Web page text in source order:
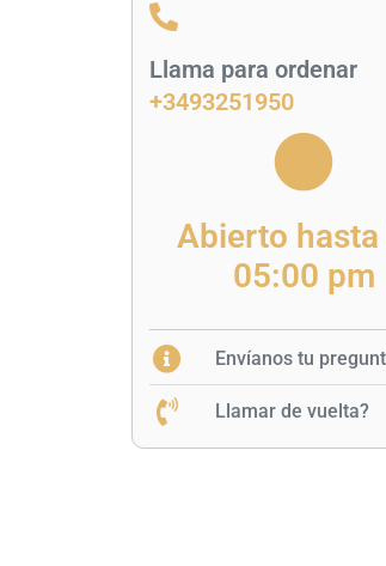
Llama para ordenar
+3493251950
Abierto hasta
05:00 pm
Envíanos tu
Llamar de vuelta?